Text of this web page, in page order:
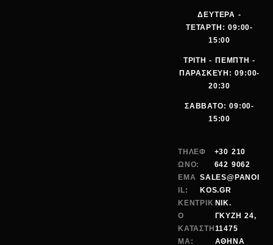
ΔΕΥΤΕΡΑ -
ΤΕΤΑΡΤΗ: 09:00-
15:00
ΤΡΙΤΗ - ΠΕΜΠΤΗ -
ΠΑΡΑΣΚΕΥΗ: 09:00-
20:30
ΣΑΒΒΑΤΟ: 09:00-
15:00
ΤΗΛΕΦ
ΩΝΟ:
+30 210
642 9062
EMA
IL:
SALES@PANOI
KOS.GR
ΚΕΝΤΡΙΚ
Ο
ΚΑΤΑΣΤΗ
ΜΑ:
ΝΙΚ.
ΓΚΥΖΗ 24,
11475
ΑΘΗΝΑ